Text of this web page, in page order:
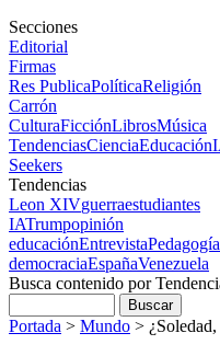
Secciones
Editorial
Firmas
Res PublicaPolíticaReligión
Carrón
CulturaFicciónLibrosMúsica
TendenciasCienciaEducación
Seekers
Tendencias
Leon XIVguerraestudiantes
IATrumpopinión
educaciónEntrevista
democraciaEspañaVenezuela
Busca contenido por
Portada > Mundo >